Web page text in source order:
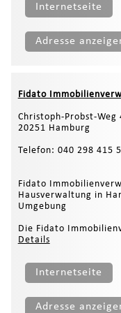
Internetseite
Adresse
Fidato
Christoph-Probst-Weg
20251 Hamburg
Telefon: 040 298 415
Fidato
Hausverwaltung in
Umgebung
Die Fidato
Details
Internetseite
Adresse